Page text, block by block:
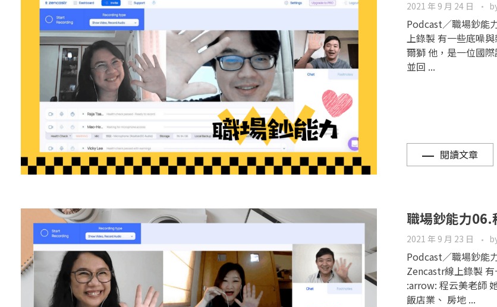
2021 年 9 月 24 日
Podcast／職場鈔能
上錄製 有一些底噪
爾獅 他，是一位國
並回 ...
閱讀文章
職場鈔能力
2021 年 9 月 23 日
Podcast／職場鈔能
Zencastr線上錄製
:arrow: 程云美老師
飯店業、 房地 ...